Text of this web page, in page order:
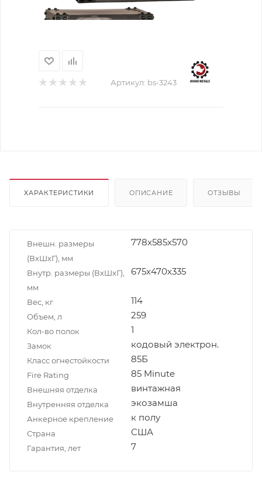
Артикул: bs-3243
ХАРАКТЕРИСТИКИ ОПИСАНИЕ ОТЗЫВЫ
Внешн. размеры
(ВxШxГ), мм
778x585x570
Внутр. размеры (ВxШxГ),
мм
675х470х335
Вес, кг 114
Объем, л 259
Кол-во полок 1
Замок кодовый электрон.
Класс огнестойкости 85Б
Fire Rating 85 Minute
Внешняя отделка винтажная
Внутренняя отделка экозамша
Анкерное крепление к полу
Страна США
Гарантия, лет 7